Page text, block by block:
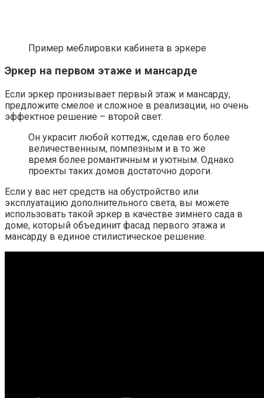
Пример меблировки кабинета в эркере
Эркер на первом этаже и мансарде
Если эркер пронизывает первый этаж и мансарду,
предложите смелое и сложное в реализации, но очень
эффектное решение – второй свет.
Он украсит любой коттедж, сделав его более
величественным, помпезным и в то же
время более романтичным и уютным. Однако
проекты таких домов достаточно дороги.
Если у вас нет средств на обустройство или
эксплуатацию дополнительного света, вы можете
использовать такой эркер в качестве зимнего сада в
доме, который объединит фасад первого этажа и
мансарду в единое стилистическое решение.